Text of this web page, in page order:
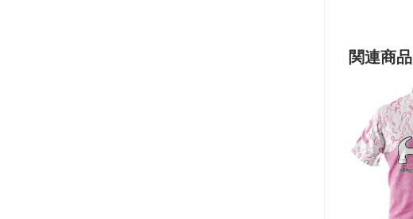
関連商品